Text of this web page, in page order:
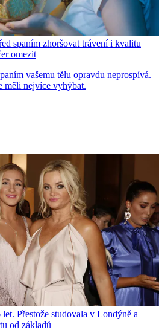
spaním zhoršovat trávení i kvalitu
omezit
vašemu tělu opravdu neprospívá.
měli nejvíce vyhýbat.
Přestože studovala v Londýně a
od základů